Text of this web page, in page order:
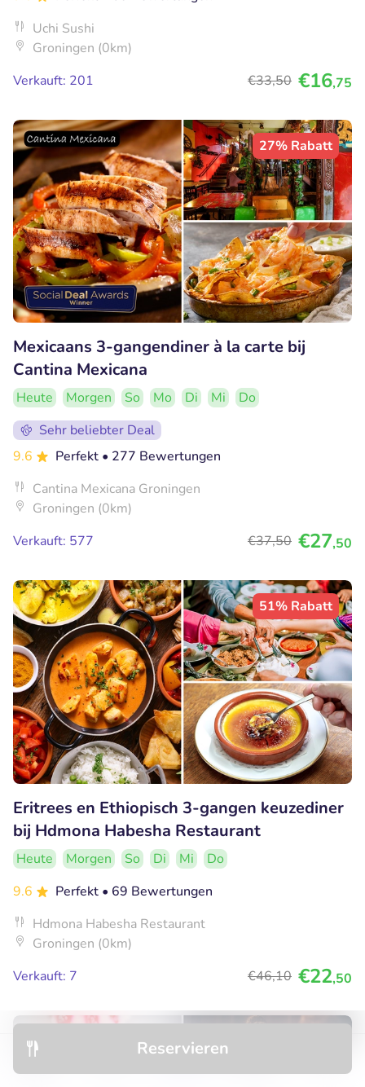
Reservieren
Uchi Sushi
Groningen (0km)
Verkauft: 201
€33,50 €16,75
27% Rabatt
Mexicaans 3-gangendiner à la carte bij
Cantina Mexicana
Heute Morgen So Mo Di Mi
Do
Sehr beliebter Deal
9.6
Perfekt • 277 Bewertungen
Cantina Mexicana Groningen
Groningen (0km)
Verkauft: 577
€37,50 €27,50
51% Rabatt
Eritrees en Ethiopisch 3-gangen keuzediner
bij Hdmona Habesha Restaurant
Heute Morgen So Di Mi
Do
9.6
Perfekt • 69 Bewertungen
Hdmona Habesha Restaurant
Groningen (0km)
Verkauft: 7
€46,10 €22,50